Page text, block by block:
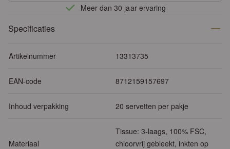
Meer dan 30 jaar ervaring
Specificaties
Artikelnummer 13313735
EAN-code 8712159157697
Inhoud verpakking 20 servetten per pakje
Materiaal
Tissue: 3-laags, 100% FSC,
chloorvrij gebleekt, inkten op